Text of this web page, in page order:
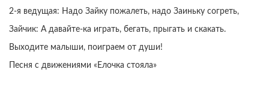
2-я ведущая: Надо Зайку пожалеть, надо Заиньку согреть,
Зайчик: А давайте-ка играть, бегать, прыгать и скакать.
Выходите малыши, поиграем от души!
Песня с движениями «Елочка стояла»